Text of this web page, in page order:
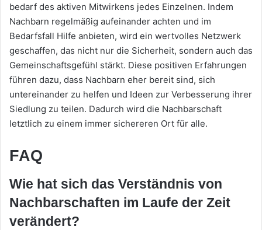
bedarf des aktiven Mitwirkens jedes Einzelnen. Indem
Nachbarn regelmäßig aufeinander achten und im
Bedarfsfall Hilfe anbieten, wird ein wertvolles Netzwerk
geschaffen, das nicht nur die Sicherheit, sondern auch das
Gemeinschaftsgefühl stärkt. Diese positiven Erfahrungen
führen dazu, dass Nachbarn eher bereit sind, sich
untereinander zu helfen und Ideen zur Verbesserung ihrer
Siedlung zu teilen. Dadurch wird die Nachbarschaft
letztlich zu einem immer sichereren Ort für alle.
FAQ
Wie hat sich das Verständnis von
Nachbarschaften im Laufe der Zeit
verändert?